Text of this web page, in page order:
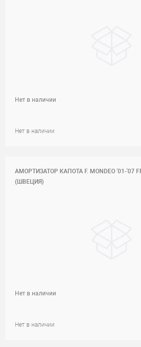
Нет в наличии
Нет в наличии
АМОРТИЗАТОР КАПОТА F. MONDEO '01-'07
(ШВЕЦИЯ)
Нет в наличии
Нет в наличии